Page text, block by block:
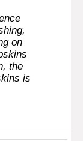
on
the
is